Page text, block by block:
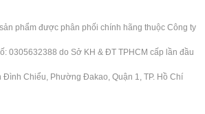
phẩm được phân phối chính hãng thuộc Công ty
0305632388 do Sở KH & ĐT TPHCM cấp lần đầu
Đình Chiểu, Phường Đakao, Quận 1, TP. Hồ Chí